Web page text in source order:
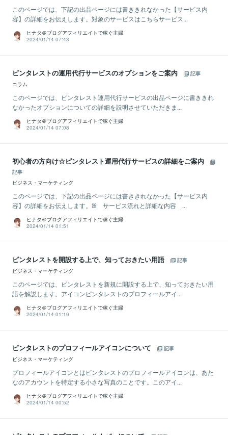
このページでは、下記の出品ページには書ききれなかった【サービス内
容】の詳細をお伝えします。対象のサービスはこちらサービス...
ヒナタ＠ブログアフィリエイトで稼ぐ主婦
2024/01/14 07:43
ピンタレストの運用代行サービスのオプションをご案内
記事
コラム
このページでは、ピンタレスト運用代行サービスの出品ページに書ききれ
なかったオプションについての詳細を説明させていただきま...
ヒナタ＠ブログアフィリエイトで稼ぐ主婦
2024/01/14 07:08
初心者の方向け☆ピンタレスト運用代行サービスの詳細をご案内
記事
ビジネス・マーケティング
このページでは、下記の出品ページには書ききれなかった【サービス内
容】の詳細をお伝えします。ꕤ サービス流れと詳細な内容 ...
ヒナタ＠ブログアフィリエイトで稼ぐ主婦
2024/01/14 01:51
ピンタレストを開設する上で、知っておきたい用語
記事
ビジネス・マーケティング
このページでは、ピンタレストを新規に開設する上で、知っておきたい用
語を解説します。アイコンピンタレストのプロフィールアイ...
ヒナタ＠ブログアフィリエイトで稼ぐ主婦
2024/01/14 01:10
ピンタレストのプロフィールアイコンについて
記事
ビジネス・マーケティング
プロフィールアイコンとはピンタレストのプロフィールアイコンは、あた
なのアカウントを特定する小さな写真のことです。このアイ...
ヒナタ＠ブログアフィリエイトで稼ぐ主婦
2024/01/14 00:52